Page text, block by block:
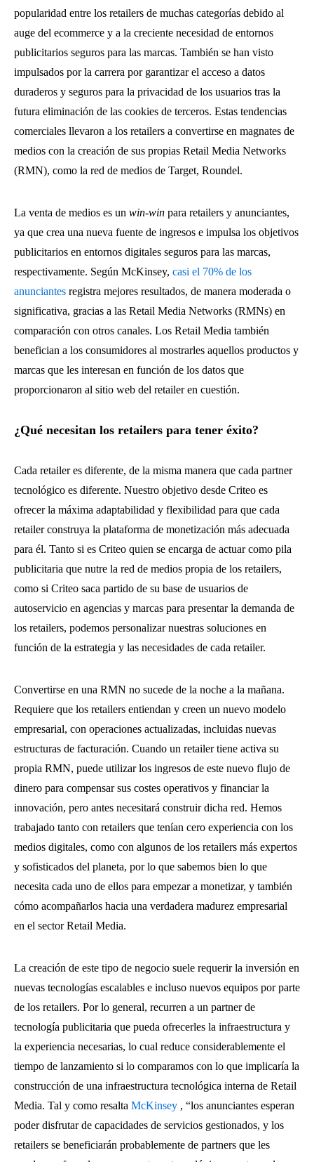
popularidad entre los retailers de muchas categorías debido al
auge del ecommerce y a la creciente necesidad de entornos
publicitarios seguros para las marcas. También se han visto
impulsados por la carrera por garantizar el acceso a datos
duraderos y seguros para la privacidad de los usuarios tras la
futura eliminación de las cookies de terceros. Estas tendencias
comerciales llevaron a los retailers a convertirse en magnates de
medios con la creación de sus propias Retail Media Networks
(RMN), como la red de medios de Target, Roundel.
La venta de medios es un win-win para retailers y anunciantes,
ya que crea una nueva fuente de ingresos e impulsa los objetivos
publicitarios en entornos digitales seguros para las marcas,
respectivamente. Según McKinsey, casi el 70% de los
anunciantes registra mejores resultados, de manera moderada o
significativa, gracias a las Retail Media Networks (RMNs) en
comparación con otros canales. Los Retail Media también
benefician a los consumidores al mostrarles aquellos productos y
marcas que les interesan en función de los datos que
proporcionaron al sitio web del retailer en cuestión.
¿Qué necesitan los retailers para tener éxito?
Cada retailer es diferente, de la misma manera que cada partner
tecnológico es diferente. Nuestro objetivo desde Criteo es
ofrecer la máxima adaptabilidad y flexibilidad para que cada
retailer construya la plataforma de monetización más adecuada
para él. Tanto si es Criteo quien se encarga de actuar como pila
publicitaria que nutre la red de medios propia de los retailers,
como si Criteo saca partido de su base de usuarios de
autoservicio en agencias y marcas para presentar la demanda de
los retailers, podemos personalizar nuestras soluciones en
función de la estrategia y las necesidades de cada retailer.
Convertirse en una RMN no sucede de la noche a la mañana.
Requiere que los retailers entiendan y creen un nuevo modelo
empresarial, con operaciones actualizadas, incluidas nuevas
estructuras de facturación. Cuando un retailer tiene activa su
propia RMN, puede utilizar los ingresos de este nuevo flujo de
dinero para compensar sus costes operativos y financiar la
innovación, pero antes necesitará construir dicha red. Hemos
trabajado tanto con retailers que tenían cero experiencia con los
medios digitales, como con algunos de los retailers más expertos
y sofisticados del planeta, por lo que sabemos bien lo que
necesita cada uno de ellos para empezar a monetizar, y también
cómo acompañarlos hacia una verdadera madurez empresarial
en el sector Retail Media.
La creación de este tipo de negocio suele requerir la inversión en
nuevas tecnologías escalables e incluso nuevos equipos por parte
de los retailers. Por lo general, recurren a un partner de
tecnología publicitaria que pueda ofrecerles la infraestructura y
la experiencia necesarias, lo cual reduce considerablemente el
tiempo de lanzamiento si lo comparamos con lo que implicaría la
construcción de una infraestructura tecnológica interna de Retail
Media. Tal y como resalta McKinsey , “los anunciantes esperan
poder disfrutar de capacidades de servicios gestionados, y los
retailers se beneficiarán probablemente de partners que les